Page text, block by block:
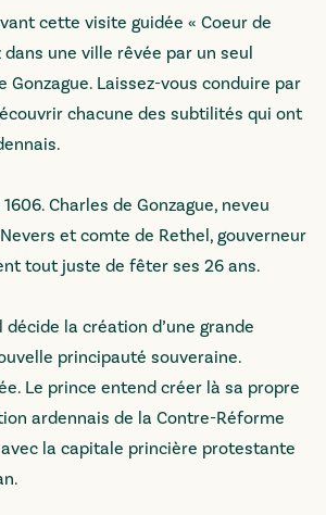
cette visite guidée « Coeur de
dans une ville rêvée par un seul
Gonzague. Laissez-vous conduire par
chacune des subtilités qui ont
Charles de Gonzague, neveu
Nevers et comte de Rethel, gouverneur
tout juste de fêter ses 26 ans.
la création d’une grande
principauté souveraine.
Le prince entend créer là sa propre
ardennais de la Contre-Réforme
la capitale princière protestante